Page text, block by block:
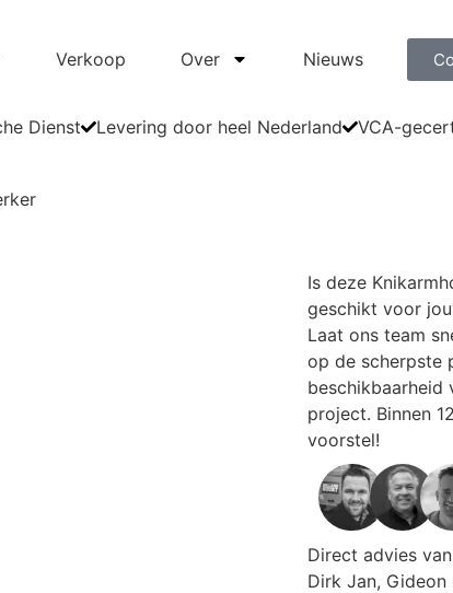
Verkoop Over Nieuws
Dienst Levering door heel Nederland VCA-
Is deze
geschikt voor
Laat ons team
op de scherpste
beschikbaarheid
project. Binnen
voorstel!
Direct advies
Dirk Jan, Gideon